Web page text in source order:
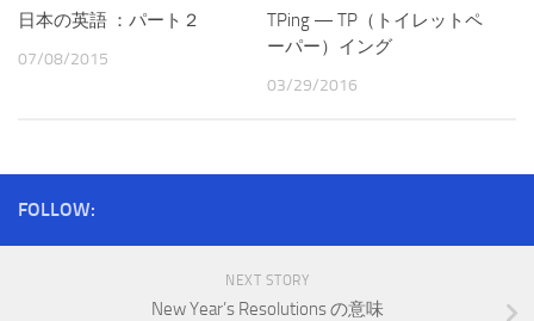
日本の英語 ：パート２
07/08/2015
TPing — TP（トイレットペ
ーパー）イング
03/29/2016
FOLLOW:
NEXT STORY
New Year’s Resolutions の意味